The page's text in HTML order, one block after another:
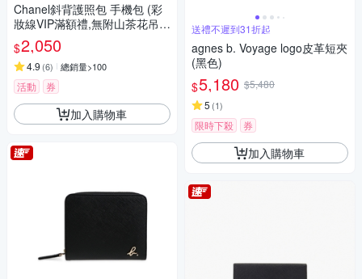
Chanel斜背護照包 手機包 (彩
妝線VIP滿額禮,無附山茶花吊
飾）
$2,050
4.9 (6) 總銷量>100
活動 券
加入購物車
送禮不遲到31折起
agnes b. Voyage logo皮革短夾
(黑色)
$5,180 $5,480
5 (1)
限時下殺 券
加入購物車